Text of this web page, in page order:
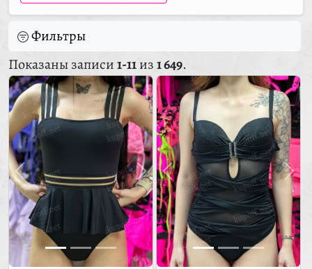
Фильтры
Показаны записи1-11из1 649.